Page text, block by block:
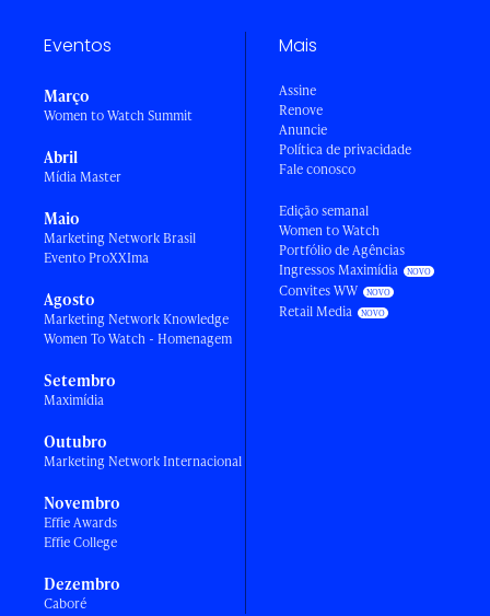
Eventos
Março
Women to Watch Summit
Abril
Mídia Master
Maio
Marketing Network Brasil
Evento ProXXIma
Agosto
Marketing Network Knowledge
Women To Watch - Homenagem
Setembro
Maximídia
Outubro
Marketing Network Internacional
Novembro
Effie Awards
Effie College
Dezembro
Caboré
Mais
Assine
Renove
Anuncie
Política de privacidade
Fale conosco
Edição semanal
Women to Watch
Portfólio de Agências
Ingressos Maximídia
Convites WW
Retail Media